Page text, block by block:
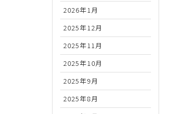
2026年1月
2025年12月
2025年11月
2025年10月
2025年9月
2025年8月